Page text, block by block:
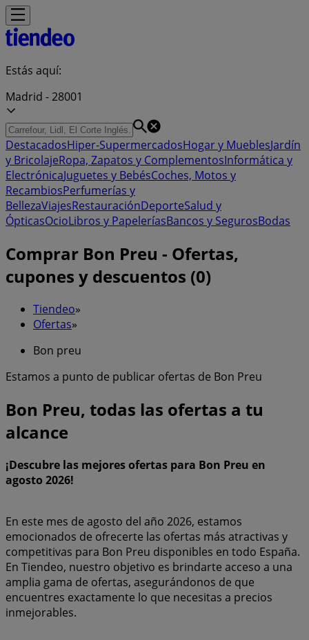
Estás aquí:
Madrid - 28001
DestacadosHiper-SupermercadosHogar y MueblesJardín
y BricolajeRopa, Zapatos y ComplementosInformática y
ElectrónicaJuguetes y BebésCoches, Motos y
RecambiosPerfumerías y
BellezaViajesRestauraciónDeporteSalud y
ÓpticasOcioLibros y PapeleríasBancos y SegurosBodas
Comprar Bon Preu - Ofertas,
cupones y descuentos (0)
Tiendeo»
Ofertas»
Bon preu
Estamos a punto de publicar ofertas de Bon Preu
Bon Preu, todas las ofertas a tu
alcance
¡Descubre las mejores ofertas para Bon Preu en
agosto 2026!
En este mes de agosto del año 2026, estamos
emocionados de ofrecerte las ofertas más atractivas y
competitivas para Bon Preu disponibles en todo España.
En Tiendeo, nuestro objetivo es brindarte acceso a una
amplia gama de ofertas, asegurándonos de que
encuentres exactamente lo que necesitas a precios
inmejorables.